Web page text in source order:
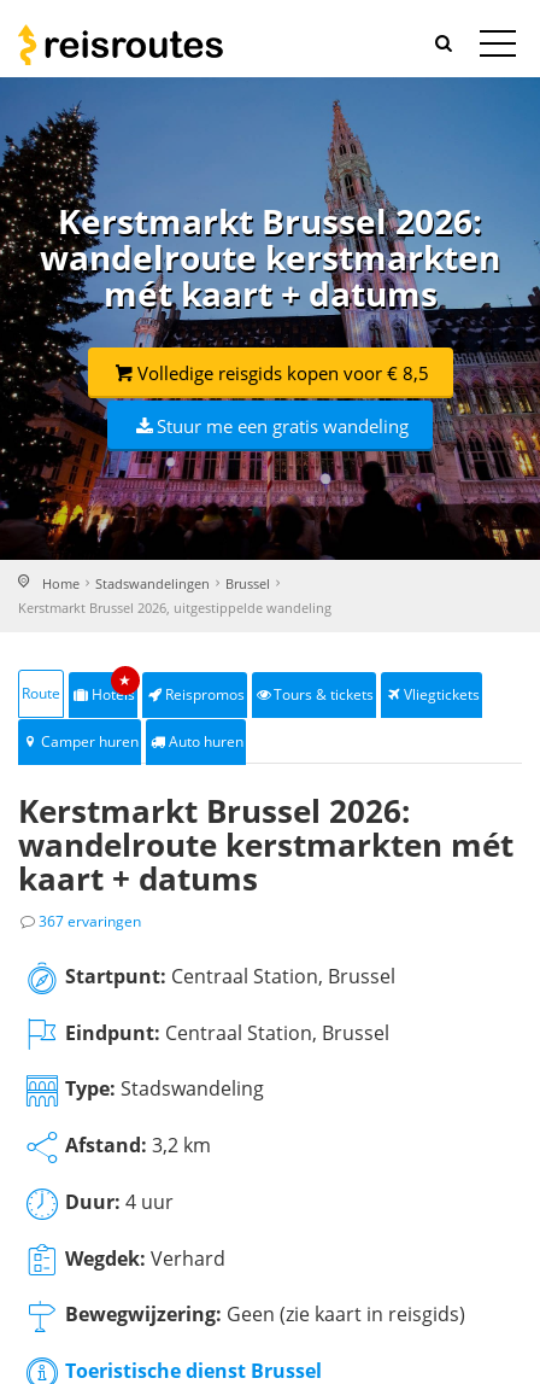
Kerstmarkt Brussel 2026:
wandelroute kerstmarkten
mét kaart + datums
Volledige reisgids kopen voor € 8,5
Stuur me een gratis wandeling
Home Stadswandelingen
Brussel
Kerstmarkt Brussel 2026, uitgestippelde wandeling
Route Hotels
★
Reispromos Tours & tickets Vliegtickets
Camper huren Auto huren
Kerstmarkt Brussel 2026:
wandelroute kerstmarkten mét
kaart + datums
367 ervaringen
Startpunt: Centraal Station, Brussel
Eindpunt: Centraal Station, Brussel
Type: Stadswandeling
Afstand: 3,2 km
Duur: 4 uur
Wegdek: Verhard
Bewegwijzering: Geen (zie kaart in reisgids)
Toeristische dienst Brussel